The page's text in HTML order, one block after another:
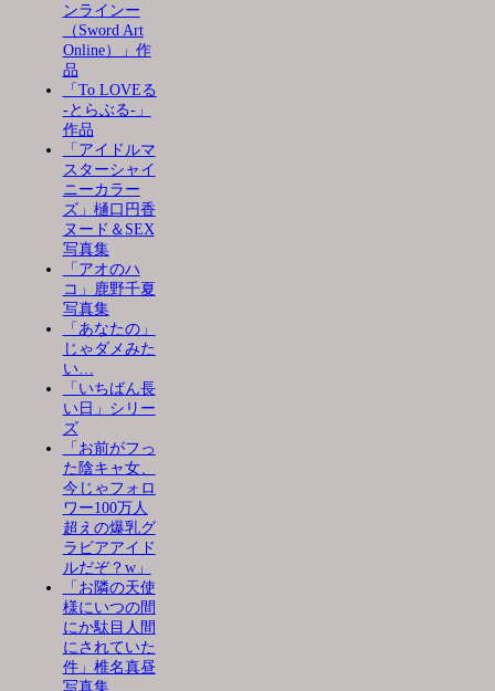
ンラインー
（Sword Art
Online）」作
品
「To LOVEる
-とらぶる-」
作品
「アイドルマ
スターシャイ
ニーカラー
ズ」樋口円香
ヌード＆SEX
写真集
「アオのハ
コ」鹿野千夏
写真集
「あなたの」
じゃダメみた
い…
「いちばん長
い日」シリー
ズ
「お前がフっ
た陰キャ女、
今じゃフォロ
ワー100万人
超えの爆乳グ
ラビアアイド
ルだぞ？w」
「お隣の天使
様にいつの間
にか駄目人間
にされていた
件」椎名真昼
写真集